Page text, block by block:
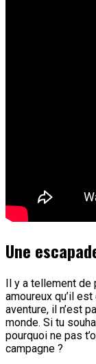
Une
Il y a tellement
amoureux qu’il
aventure, il n’est
monde. Si tu
pourquoi ne pas
campagne ?